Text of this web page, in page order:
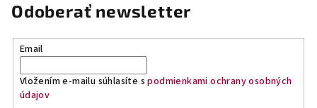
e
k
Odoberať newsletter
Email
Vložením e-mailu súhlasíte spodmienkami ochrany osobných
údajov